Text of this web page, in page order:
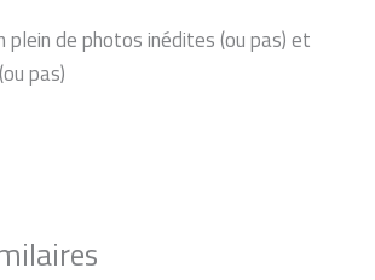
plein de photos inédites (ou pas) et
pas)